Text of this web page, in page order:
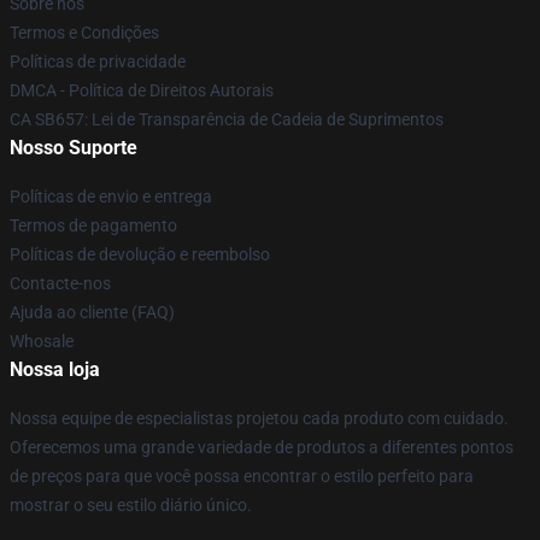
Termos e Condições
Políticas de privacidade
DMCA - Política de Direitos Autorais
CA SB657: Lei de Transparência de Cadeia de Suprimentos
Nosso Suporte
Políticas de envio e entrega
Termos de pagamento
Políticas de devolução e reembolso
Contacte-nos
Ajuda ao cliente (FAQ)
Whosale
Nossa loja
Nossa equipe de especialistas projetou cada produto com cuidado.
Oferecemos uma grande variedade de produtos a diferentes pontos
de preços para que você possa encontrar o estilo perfeito para
mostrar o seu estilo diário único.